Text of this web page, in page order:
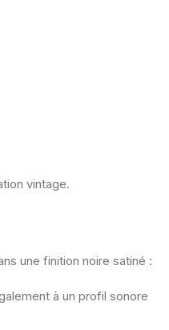
vintage.
une finition noire satiné :
à un profil sonore